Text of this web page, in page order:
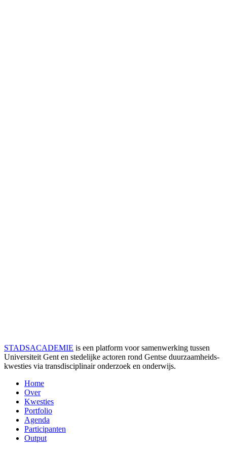
STADSACADEMIE is een platform voor samenwerking tussen
Universiteit Gent en stedelijke actoren rond Gentse duurzaamheids­
kwesties via transdisciplinair onderzoek en onderwijs.
Home
Over
Kwesties
Portfolio
Agenda
Participanten
Output